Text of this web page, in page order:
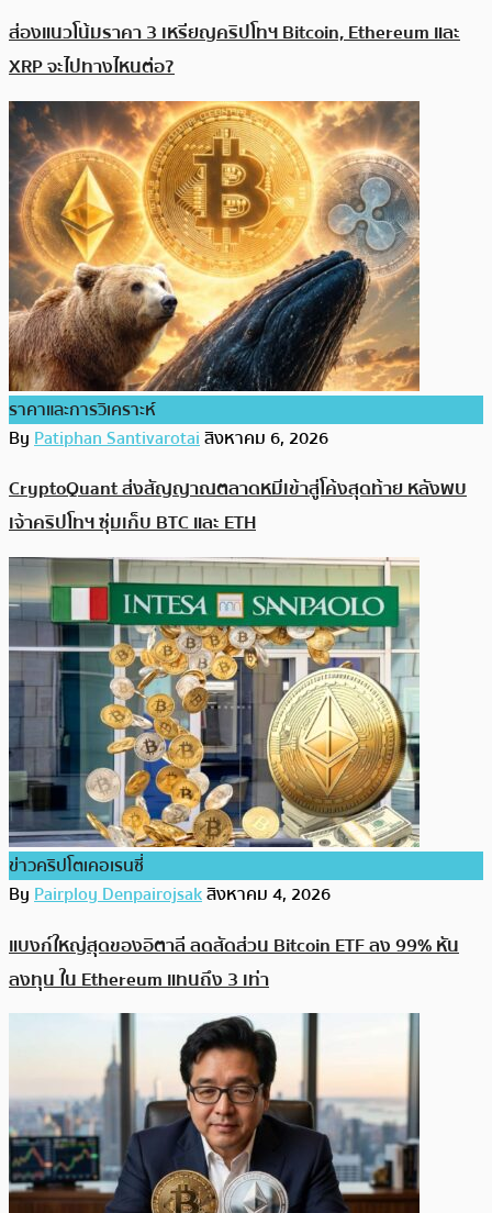
ส่องแนวโน้มราคา 3 เหรียญคริปโทฯ Bitcoin, Ethereum และ
XRP จะไปทางไหนต่อ?
ราคาและการวิเคราะห์
ByPatiphan Santivarotaiสิงหาคม 6, 2026
CryptoQuant ส่งสัญญาณตลาดหมีเข้าสู่โค้งสุดท้าย หลังพบ
เจ้าคริปโทฯ ซุ่มเก็บ BTC และ ETH
ข่าวคริปโตเคอเรนซี่
ByPairploy Denpairojsakสิงหาคม 4, 2026
แบงก์ใหญ่สุดของอิตาลี ลดสัดส่วน Bitcoin ETF ลง 99% หัน
ลงทุน ใน Ethereum แทนถึง 3 เท่า